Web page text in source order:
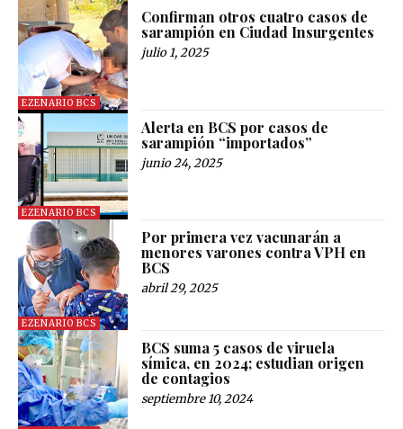
EZENARIO BCS
Confirman otros cuatro casos de
sarampión en Ciudad Insurgentes
julio 1, 2025
EZENARIO BCS
Alerta en BCS por casos de
sarampión “importados”
junio 24, 2025
EZENARIO BCS
Por primera vez vacunarán a
menores varones contra VPH en
BCS
abril 29, 2025
BCS suma 5 casos de viruela
símica, en 2024; estudian origen
de contagios
septiembre 10, 2024